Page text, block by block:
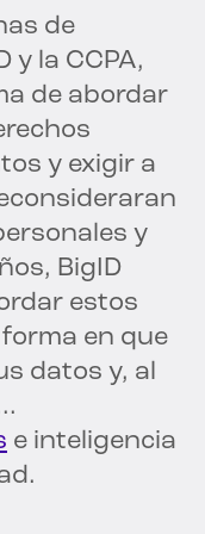
de
y la CCPA,
de abordar
y exigir a
y
BigID
estos
en que
datos y, al
e inteligencia